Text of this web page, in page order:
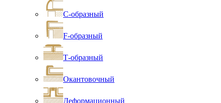
С-образный
F-образный
Т-образный
Окантовочный
Деформационный